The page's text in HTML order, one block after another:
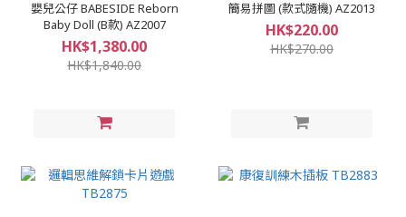
嬰兒公仔 BABESIDE Reborn
Baby Doll (B款) AZ2007
HK$1,380.00
HK$1,840.00
簡易拼圖 (款式隨機) AZ2013
HK$220.00
HK$270.00